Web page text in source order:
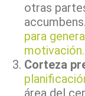
otras
accumbens.
para
motivación.
Corteza